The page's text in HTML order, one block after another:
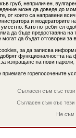
груб, неприличен,
може да доведе до
от които са направени
и модераторите
Като потребител
да бъде предоставяна
да бъдат отговорни за
за да записва
функционалността
изпращане на нови
приемате горепосочените
Съгласен съм със
Съгласен съм със
Не съм